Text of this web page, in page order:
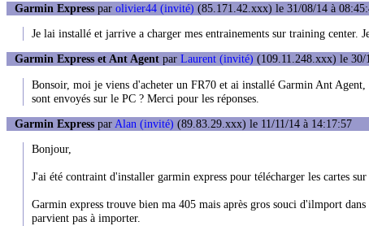
Garmin Express par olivier44 (invité) (85.171.42.xxx) le 31/08/14 à
Je lai installé et jarrive a charger mes entrainements sur training center.
Garmin Express et Ant Agent par Laurent (invité) (109.11.248.xxx) le 30/
Bonsoir, moi je viens d'acheter un FR70 et ai installé Garmin Ant
sont envoyés sur le PC ? Merci pour les réponses.
Garmin Express par Alan (invité) (89.83.29.xxx) le 11/11/14 à 14:17:57
Bonjour,
J'ai été contraint d'installer garmin express pour télécharger les cartes
Garmin express trouve bien ma 405 mais après gros souci d'ilmport
parvient pas à importer.